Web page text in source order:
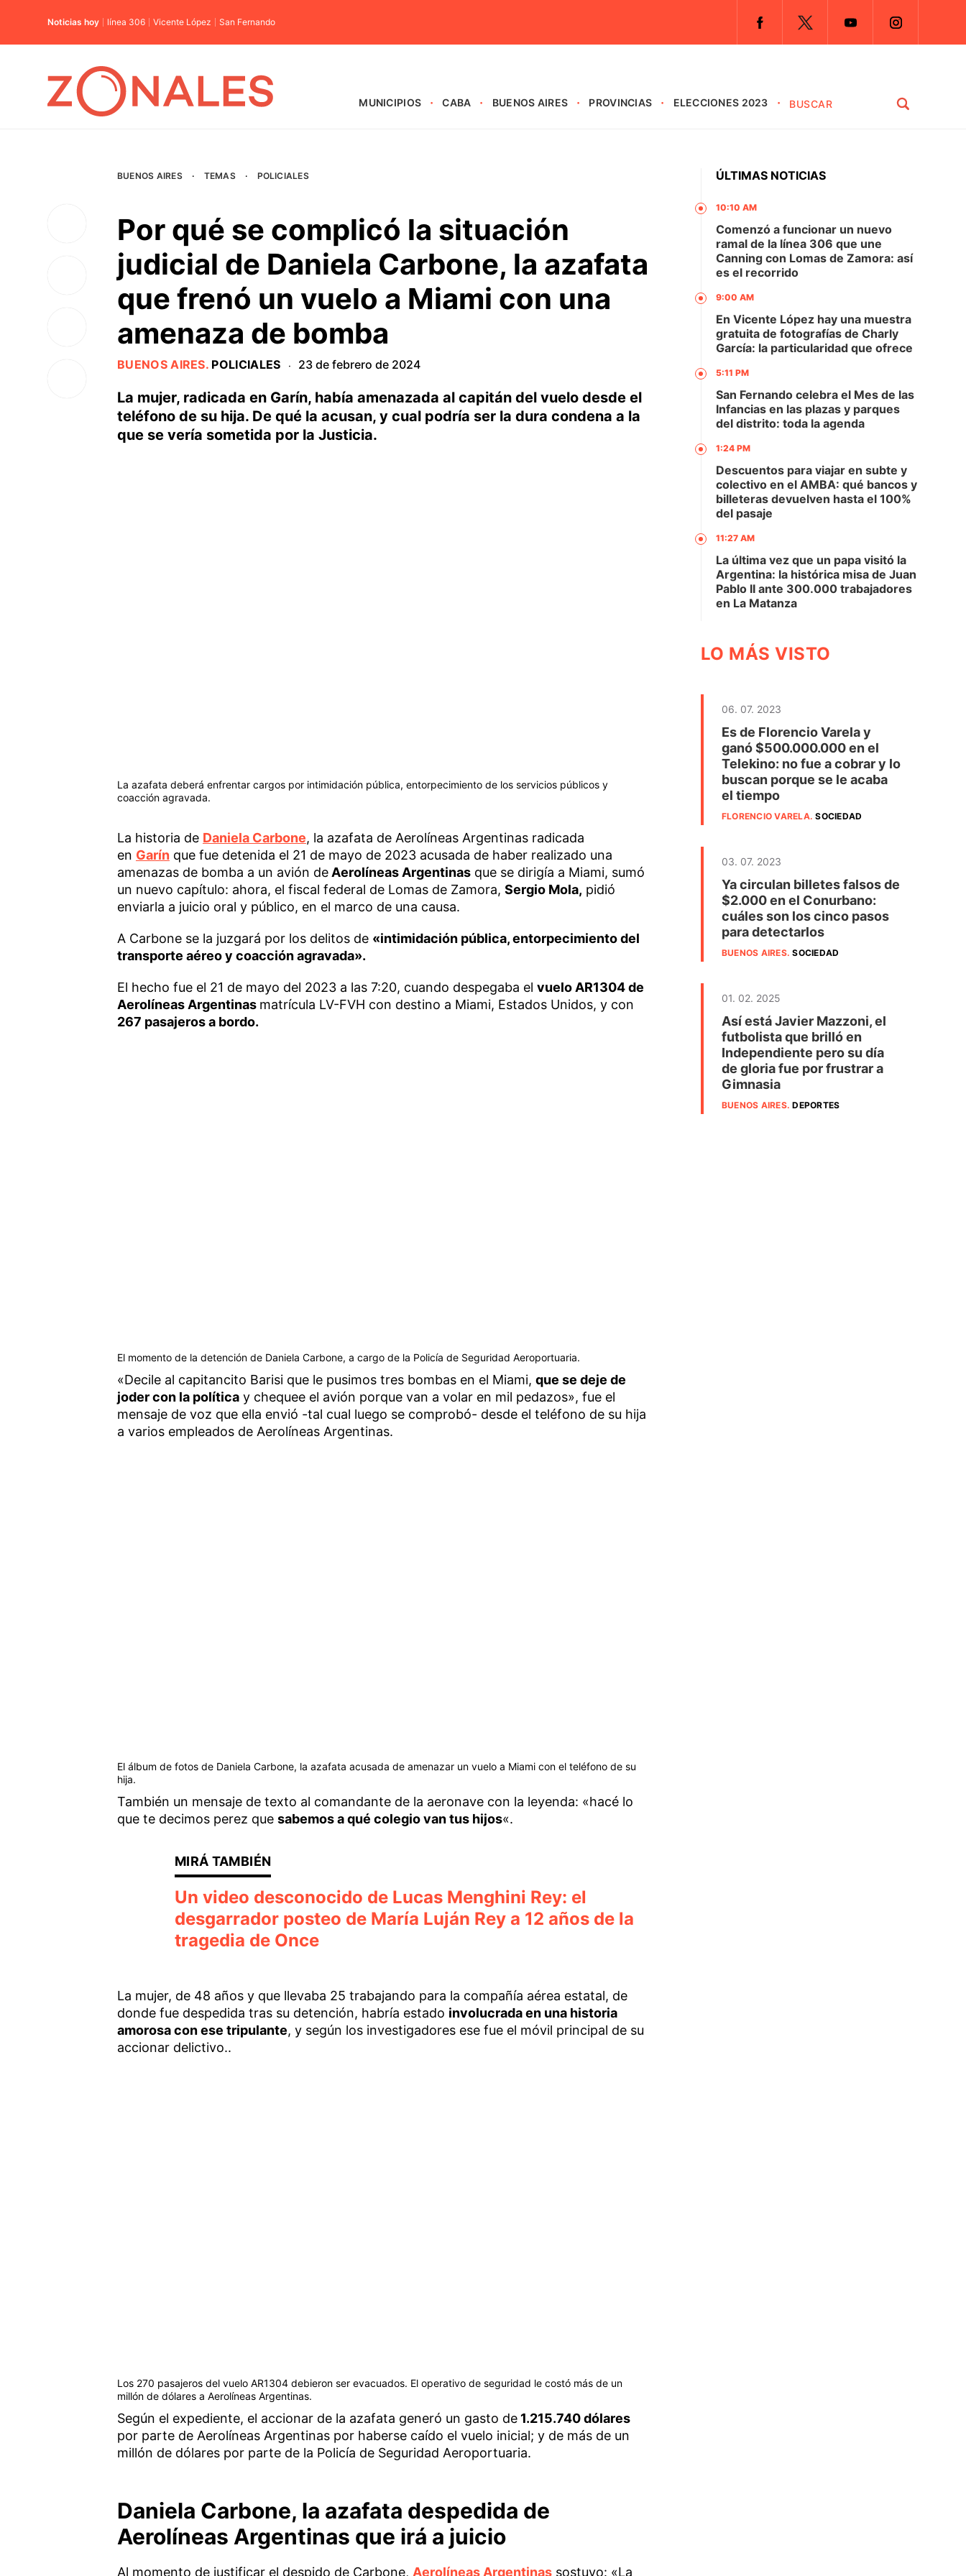
Noticias hoy línea 306 Vicente López San Fernando
MUNICIPIOS CABA BUENOS AIRES PROVINCIAS ELECCIONES 2023
BUENOS AIRES · TEMAS · POLICIALES
Por qué se complicó la situación
judicial de Daniela Carbone, la azafata
que frenó un vuelo a Miami con una
amenaza de bomba
BUENOS AIRES. POLICIALES · 23 de febrero de 2024
La mujer, radicada en Garín, había amenazada al capitán del vuelo desde el
teléfono de su hija. De qué la acusan, y cual podría ser la dura condena a la
que se vería sometida por la Justicia.
La azafata deberá enfrentar cargos por intimidación pública, entorpecimiento de los servicios públicos y
coacción agravada.
La historia de Daniela Carbone, la azafata de Aerolíneas Argentinas radicada
en Garínque fue detenida el 21 de mayo de 2023 acusada de haber realizado una
amenazas de bomba a un avión deAerolíneas Argentinasque se dirigía a Miami, sumó
un nuevo capítulo: ahora, el fiscal federal de Lomas de Zamora, Sergio Mola, pidió
enviarla a juicio oral y público, en el marco de una causa.
A Carbone se la juzgará por los delitos de «intimidación pública, entorpecimiento del
transporte aéreo y coacción agravada».
El hecho fue el 21 de mayo del 2023 a las 7:20, cuando despegaba el vuelo AR1304 de
Aerolíneas Argentinas matrícula LV-FVH con destino a Miami, Estados Unidos, y con
267 pasajeros a bordo.
El momento de la detención de Daniela Carbone, a cargo de la Policía de Seguridad Aeroportuaria.
«Decile al capitancito Barisi que le pusimos tres bombas en el Miami, que se deje de
joder con la políticay chequee el avión porque van a volar en mil pedazos», fue el
mensaje de voz que ella envió -tal cual luego se comprobó- desde el teléfono de su hija
a varios empleados de Aerolíneas Argentinas.
El álbum de fotos de Daniela Carbone, la azafata acusada de amenazar un vuelo a Miami con el teléfono de su
hija.
También un mensaje de texto al comandante de la aeronave con la leyenda: «hacé lo
que te decimos perez que sabemos a qué colegio van tus hijos«.
Un video desconocido de Lucas Menghini Rey: el
desgarrador posteo de María Luján Rey a 12 años de la
tragedia de Once
La mujer, de 48 años y que llevaba 25 trabajando para la compañía aérea estatal, de
donde fue despedida tras su detención, habría estado involucrada en una historia
amorosa con ese tripulante, y según los investigadores ese fue el móvil principal de su
accionar delictivo..
Los 270 pasajeros del vuelo AR1304 debieron ser evacuados. El operativo de seguridad le costó más de un
millón de dólares a Aerolíneas Argentinas.
Según el expediente, el accionar de la azafata generó un gasto de1.215.740 dólares
por parte de Aerolíneas Argentinas por haberse caído el vuelo inicial; y de más de un
millón de dólares por parte de la Policía de Seguridad Aeroportuaria.
Daniela Carbone, la azafata despedida de
Aerolíneas Argentinas que irá a juicio
Al momento de justificar el despido de Carbone, Aerolíneas Argentinassostuvo: «La
ÚLTIMAS NOTICIAS
10:10 AM
Comenzó a funcionar un nuevo
ramal de la línea 306 que une
Canning con Lomas de Zamora: así
es el recorrido
9:00 AM
En Vicente López hay una muestra
gratuita de fotografías de Charly
García: la particularidad que ofrece
5:11 PM
San Fernando celebra el Mes de las
Infancias en las plazas y parques
del distrito: toda la agenda
1:24 PM
Descuentos para viajar en subte y
colectivo en el AMBA: qué bancos y
billeteras devuelven hasta el 100%
del pasaje
11:27 AM
La última vez que un papa visitó la
Argentina: la histórica misa de Juan
Pablo II ante 300.000 trabajadores
en La Matanza
LO MÁS VISTO
06. 07. 2023
Es de Florencio Varela y
ganó $500.000.000 en el
Telekino: no fue a cobrar y lo
buscan porque se le acaba
el tiempo
FLORENCIO VARELA.SOCIEDAD
03. 07. 2023
Ya circulan billetes falsos de
$2.000 en el Conurbano:
cuáles son los cinco pasos
para detectarlos
BUENOS AIRES.SOCIEDAD
01. 02. 2025
Así está Javier Mazzoni, el
futbolista que brilló en
Independiente pero su día
de gloria fue por frustrar a
Gimnasia
BUENOS AIRES.DEPORTES